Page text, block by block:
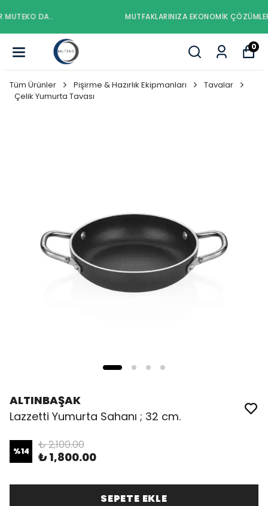
MUTFAKLARINIZA EKONOMIK ÇÖZÜMLER MUTEKO DA..
0
Tüm Ürünler Pişirme & Hazırlık Ekipmanları
Tavalar
Çelik Yumurta Tavası
ALTINBAŞAK
Lazzetti Yumurta Sahanı ; 32 cm.
%14 ₺ 2,100.00
₺ 1,800.00
SEPETE EKLE